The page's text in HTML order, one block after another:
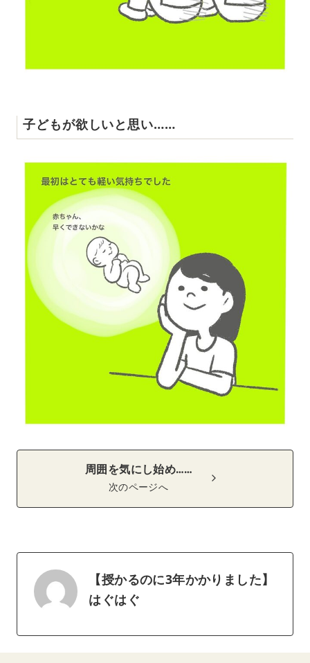
子どもが欲しいと思い……
周囲を気にし始め……
次のページへ
【授かるのに3年かかりました】
はぐはぐ